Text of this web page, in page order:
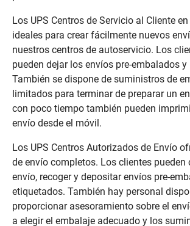
Los UPS Centros de Servicio al Cliente
ideales para crear fácilmente nuevos
nuestros centros de autoservicio. Los
pueden dejar los envíos pre-embalados
También se dispone de suministros de
limitados para terminar de preparar un
con poco tiempo también pueden
envío desde el móvil.
Los UPS Centros Autorizados de Envío
de envío completos. Los clientes pueden
envío, recoger y depositar envíos pre-
etiquetados. También hay personal
proporcionar asesoramiento sobre el
a elegir el embalaje adecuado y los